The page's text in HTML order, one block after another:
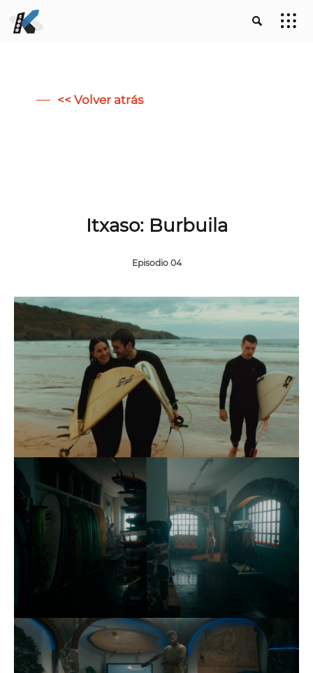
<< Volver atrás
Itxaso: Burbuila
Episodio 04